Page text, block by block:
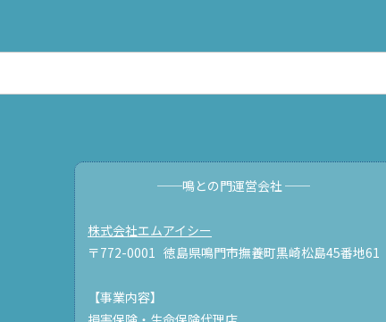
──鳴との門運営会社 ──
株式会社エムアイシー
〒772-0001 徳島県鳴門市撫養町黒崎松島45番地61
【事業内容】